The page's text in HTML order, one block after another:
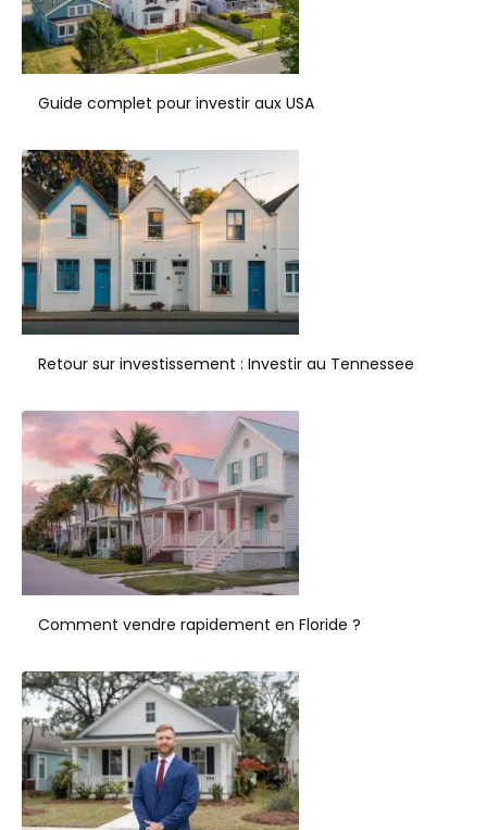
Guide complet pour investir aux USA
Retour sur investissement : Investir au Tennessee
Comment vendre rapidement en Floride ?